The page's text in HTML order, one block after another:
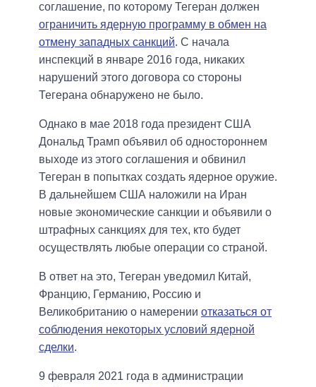
соглашение, по которому Тегеран должен
ограничить ядерную программу в обмен на
отмену западных санкций. С начала
инспекций в январе 2016 года, никаких
нарушений этого договора со стороны
Тегерана обнаружено не было.
Однако в мае 2018 года президент США
Дональд Трамп объявил об одностороннем
выходе из этого соглашения и обвинил
Тегеран в попытках создать ядерное оружие.
В дальнейшем США наложили на Иран
новые экономические санкции и объявили о
штрафных санкциях для тех, кто будет
осуществлять любые операции со страной.
В ответ на это, Тегеран уведомил Китай,
Францию, Германию, Россию и
Великобританию о намерении отказаться от
соблюдения некоторых условий ядерной
сделки.
9 февраля 2021 года в администрации